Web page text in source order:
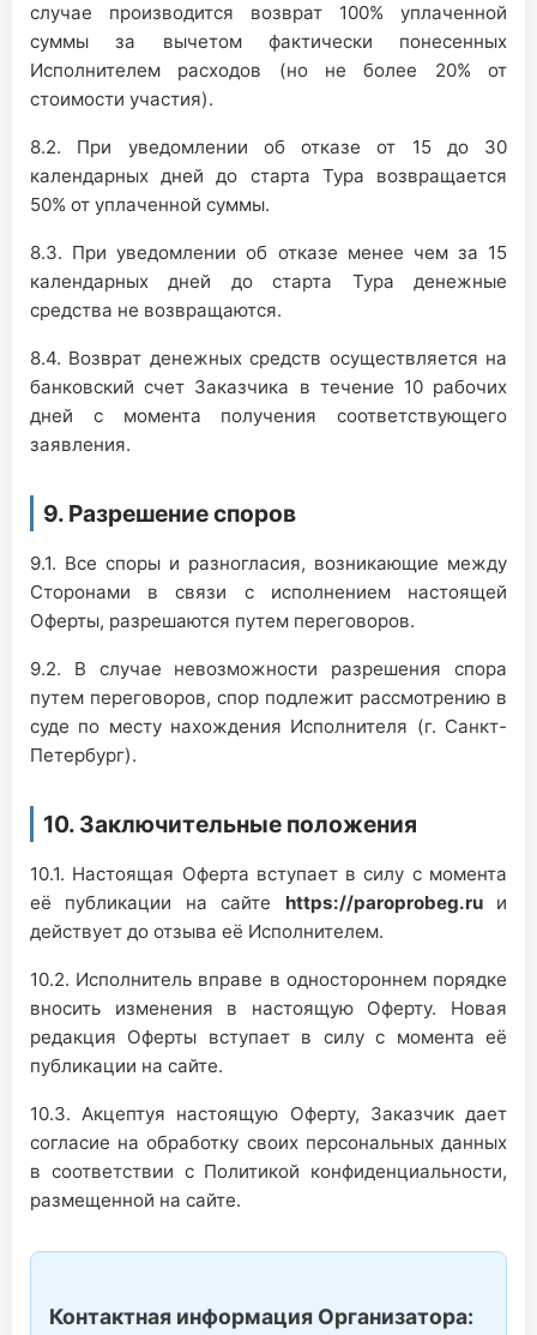
случае производится возврат 100% уплаченной
суммы за вычетом фактически понесенных
Исполнителем расходов (но не более 20% от
стоимости участия).
8.2. При уведомлении об отказе от 15 до 30
календарных дней до старта Тура возвращается
50% от уплаченной суммы.
8.3. При уведомлении об отказе менее чем за 15
календарных дней до старта Тура денежные
средства не возвращаются.
8.4. Возврат денежных средств осуществляется на
банковский счет Заказчика в течение 10 рабочих
дней с момента получения соответствующего
заявления.
9. Разрешение споров
9.1. Все споры и разногласия, возникающие между
Сторонами в связи с исполнением настоящей
Оферты, разрешаются путем переговоров.
9.2. В случае невозможности разрешения спора
путем переговоров, спор подлежит рассмотрению в
суде по месту нахождения Исполнителя (г. Санкт-
Петербург).
10. Заключительные положения
10.1. Настоящая Оферта вступает в силу с момента
её публикации на сайте https://paroprobeg.ruи
действует до отзыва её Исполнителем.
10.2. Исполнитель вправе в одностороннем порядке
вносить изменения в настоящую Оферту. Новая
редакция Оферты вступает в силу с момента её
публикации на сайте.
10.3. Акцептуя настоящую Оферту, Заказчик дает
согласие на обработку своих персональных данных
в соответствии с Политикой конфиденциальности,
размещенной на сайте.
Контактная информация Организатора: